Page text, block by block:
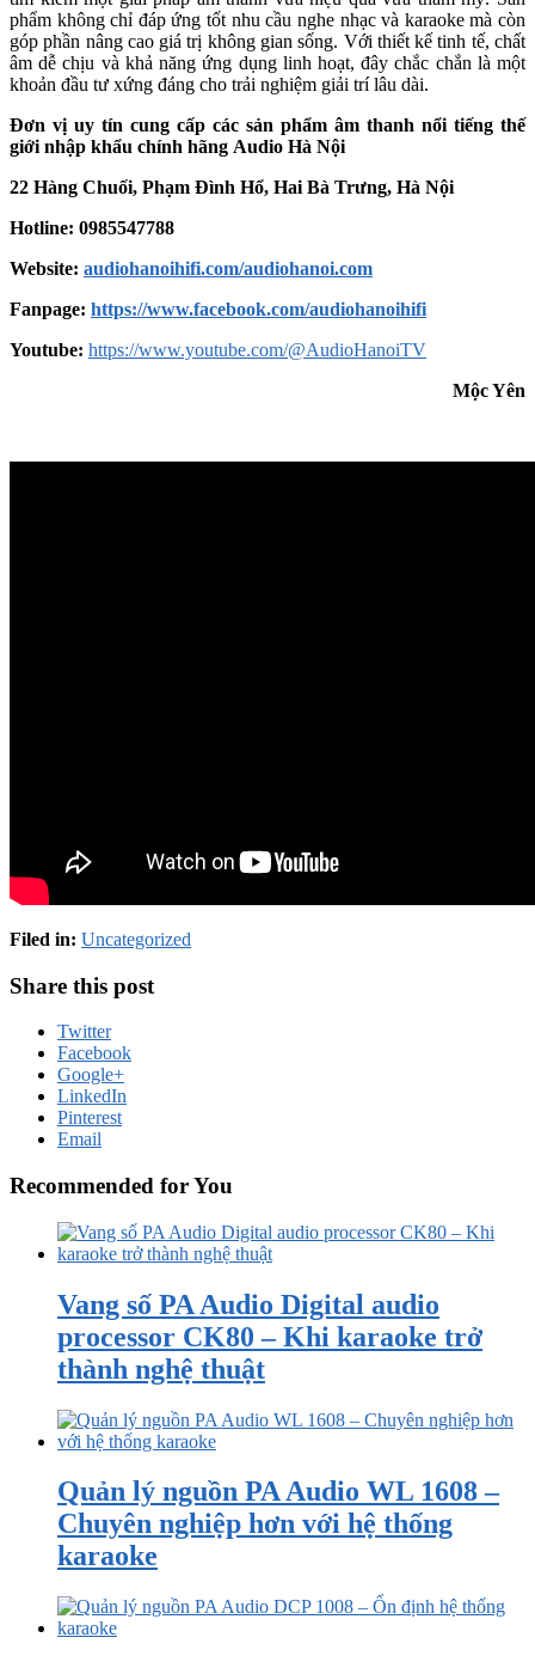
phẩm không chỉ đáp ứng tốt nhu cầu nghe nhạc và karaoke mà còn
góp phần nâng cao giá trị không gian sống. Với thiết kế tinh tế, chất
âm dễ chịu và khả năng ứng dụng linh hoạt, đây chắc chắn là một
khoản đầu tư xứng đáng cho trải nghiệm giải trí lâu dài.
Đơn vị uy tín cung cấp các sản phẩm âm thanh nổi tiếng thế
giới nhập khẩu chính hãng Audio Hà Nội
22 Hàng Chuối, Phạm Đình Hổ, Hai Bà Trưng, Hà Nội
Hotline: 0985547788
Website: audiohanoihifi.com/audiohanoi.com
Fanpage: https://www.facebook.com/audiohanoihifi
Youtube: https://www.youtube.com/@AudioHanoiTV
Mộc Yên
Filed in: Uncategorized
Share this post
Twitter
Facebook
Google+
LinkedIn
Pinterest
Email
Recommended for You
Vang số PA Audio Digital audio
processor CK80 – Khi karaoke trở
thành nghệ thuật
Quản lý nguồn PA Audio WL 1608 –
Chuyên nghiệp hơn với hệ thống
karaoke